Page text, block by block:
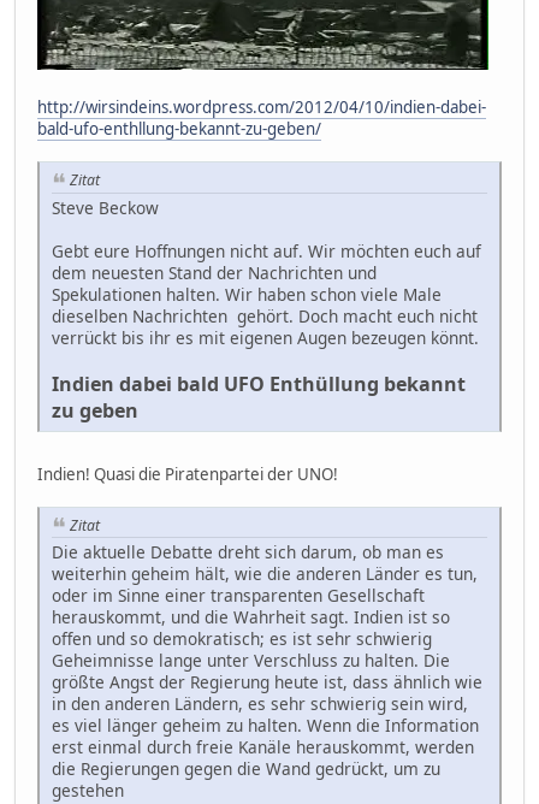
http://wirsindeins.wordpress.com/2012/04/10/indien-dabei-
bald-ufo-enthllung-bekannt-zu-geben/
Zitat
Steve Beckow
Gebt eure Hoffnungen nicht auf. Wir möchten euch auf
dem neuesten Stand der Nachrichten und
Spekulationen halten. Wir haben schon viele Male
dieselben Nachrichten gehört. Doch macht euch nicht
verrückt bis ihr es mit eigenen Augen bezeugen könnt.
Indien dabei bald UFO Enthüllung bekannt
zu geben
Indien! Quasi die Piratenpartei der UNO!
Zitat
Die aktuelle Debatte dreht sich darum, ob man es
weiterhin geheim hält, wie die anderen Länder es tun,
oder im Sinne einer transparenten Gesellschaft
herauskommt, und die Wahrheit sagt. Indien ist so
offen und so demokratisch; es ist sehr schwierig
Geheimnisse lange unter Verschluss zu halten. Die
größte Angst der Regierung heute ist, dass ähnlich wie
in den anderen Ländern, es sehr schwierig sein wird,
es viel länger geheim zu halten. Wenn die Information
erst einmal durch freie Kanäle herauskommt, werden
die Regierungen gegen die Wand gedrückt, um zu
gestehen